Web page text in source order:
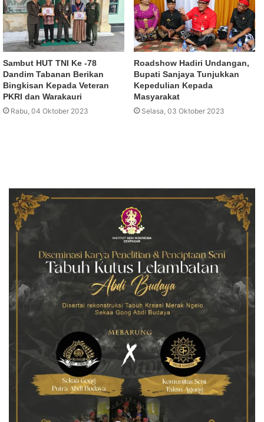
Sambut HUT TNI Ke -78
Dandim Tabanan Berikan
Bingkisan Kepada Veteran
PKRI dan Warakauri
Rabu, 04 Oktober 2023
Roadshow Hadiri Undangan,
Bupati Sanjaya Tunjukkan
Kepedulian Kepada
Masyarakat
Selasa, 03 Oktober 2023